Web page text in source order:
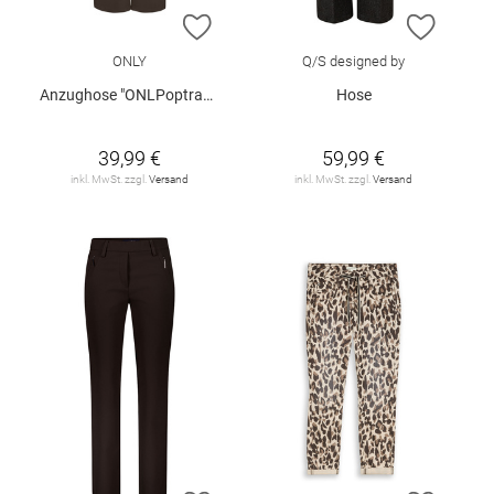
ZUR WUNSCHLISTE HINZUFÜGEN
ONLY
Anzughose "ONLPoptrash"
39,99 €
inkl. MwSt. zzgl. Versand
ZUR
Q/S designed by
Hose
59,99 €
inkl. MwSt. zzgl. Versand